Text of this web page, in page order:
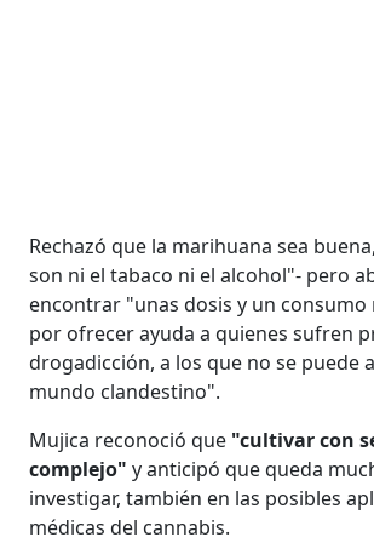
Rechazó que la marihuana sea
son ni el tabaco ni el alcohol"- pero
encontrar "unas dosis y un
por ofrecer ayuda a quienes sufren
drogadicción, a los que no se puede
mundo clandestino".
Mujica reconoció que "cultivar con
complejo" y anticipó que queda
investigar, también en las posibles
médicas del cannabis.